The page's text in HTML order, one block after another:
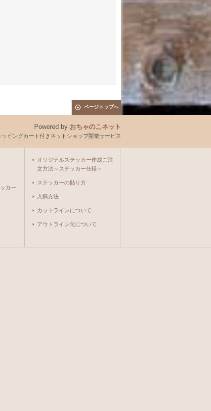
ページトップへ
Powered by おちゃのこネット
ピングカート付きネットショップ開業サービス
カー
オリジナルステッカー作成ご注
文方法～ステッカー仕様～
ステッカーの貼り方
入稿方法
カットラインについて
アウトライン化について